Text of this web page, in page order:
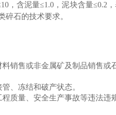
，含泥量≤1.0，泥块含量≤0.2
碎石的技术要求。
销售或非金属矿及制品销售或
、冻结和破产状态。
质量、安全生产事故等违法违